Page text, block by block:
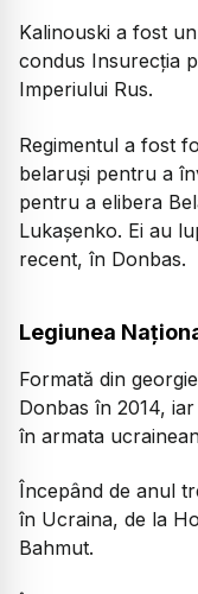
Kalinouski a fost
condus Insurecţia
Imperiului Rus.
Regimentul a fost
belaruşi pentru a
pentru a elibera
Lukaşenko. Ei au
recent, în Donbas.
Legiunea
Formată din
Donbas în 2014,
în armata
Începând de anul
în Ucraina, de la
Bahmut.